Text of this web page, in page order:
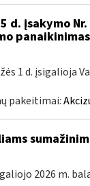
d. įsakymo
1 d. įsigalioja
pakeitimai:
2026 m.